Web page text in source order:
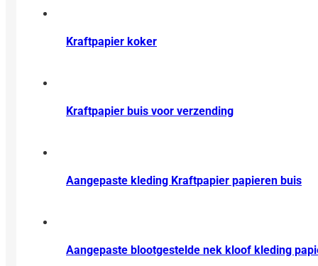
Kraftpapier koker
Kraftpapier buis voor verzending
Aangepaste kleding Kraftpapier papieren buis
Aangepaste blootgestelde nek kloof kleding